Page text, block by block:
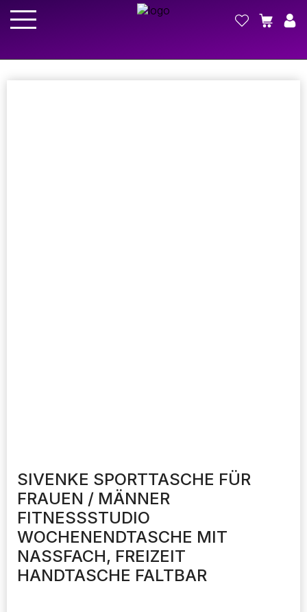
SIVENKE SPORTTASCHE FÜR
FRAUEN / MÄNNER
FITNESSSTUDIO
WOCHENENDTASCHE MIT
NASSFACH, FREIZEIT
HANDTASCHE FALTBAR